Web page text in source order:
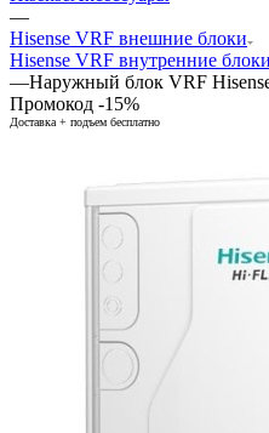
—
Hisense VRF внешние блоки
Hisense VRF внутренние блоки
—Наружный блок VRF
Промокод -15%
Доставка + подъем бесплатно